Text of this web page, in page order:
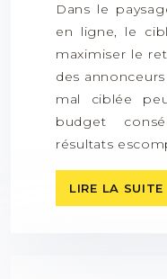
Dans le
en ligne, le
maximiser le
des
mal ciblée
budget
résultats
LIRE LA SUITE